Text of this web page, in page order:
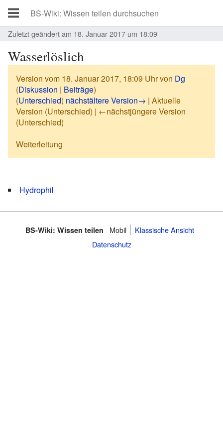
Zuletzt geändert am 18. Januar 2017 um 18:09
Wasserlöslich
Version vom 18. Januar 2017, 18:09 Uhr von Dg
(Diskussion | Beiträge)
(Unterschied) nächstältere Version→ | Aktuelle
Version (Unterschied) | ←nächstjüngere Version
(Unterschied)
Weiterleitung
Hydrophil
BS-Wiki: Wissen teilen Mobil
Klassische Ansicht
Datenschutz